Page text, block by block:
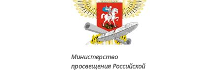
Министерство
просвещения Российской